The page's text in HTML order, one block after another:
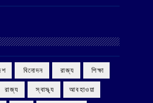
‌ বিনোদন ‌ রাজ্য ‌ শিক্ষা
‌ রাজ্য ‌ স্বাস্থ্য আবহাওয়া